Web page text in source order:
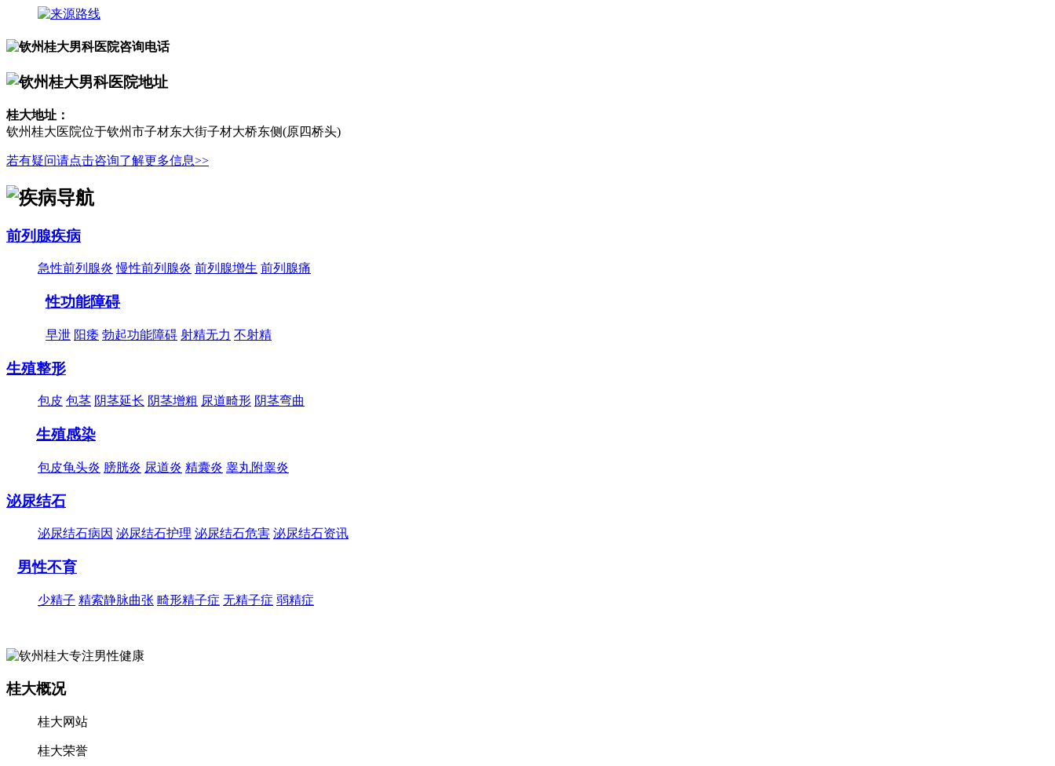
桂大地址：
钦州桂大医院位于钦州市子材东大街子材大桥东侧(原四桥头)
若有疑问请点击咨询了解更多信息>>
前列腺疾病
急性前列腺炎 慢性前列腺炎 前列腺增生 前列腺痛
性功能障碍
早泄 阳痿 勃起功能障碍 射精无力 不射精
生殖整形
包皮 包茎 阴茎延长 阴茎增粗 尿道畸形 阴茎弯曲
生殖感染
包皮龟头炎 膀胱炎 尿道炎 精囊炎 睾丸附睾炎
泌尿结石
泌尿结石病因 泌尿结石护理 泌尿结石危害 泌尿结石资讯
男性不育
少精子 精索静脉曲张 畸形精子症 无精子症 弱精症
桂大概况
桂大网站
桂大荣誉